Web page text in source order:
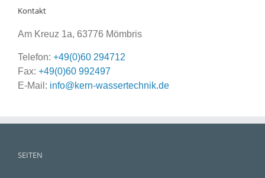
Kontakt
Am Kreuz 1a, 63776 Mömbris
Telefon: +49(0)60 294712
Fax: +49(0)60 992497
E-Mail: info@kern-wassertechnik.de
SEITEN